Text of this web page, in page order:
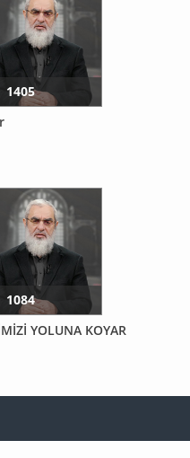
1405
YOLUNA KOYAR
1084